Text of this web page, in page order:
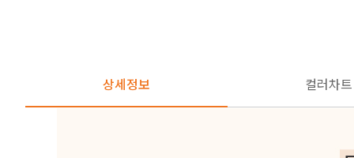
상세정보 컬러차트